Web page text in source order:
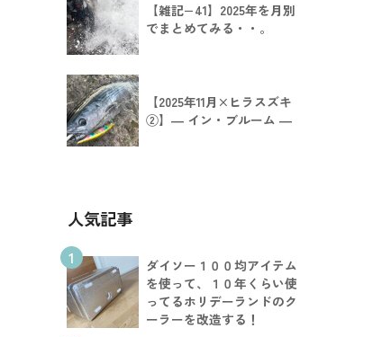
【雑記−41】2025年を月別
でまとめてみる・・。
【2025年11月×ヒラスズキ
②】― イン・ブルーム ―
人気記事
1
ダイソー１００均アイテム
を使って、１０年くらい使
ってるホリデーランドのク
ーラーを改造する！